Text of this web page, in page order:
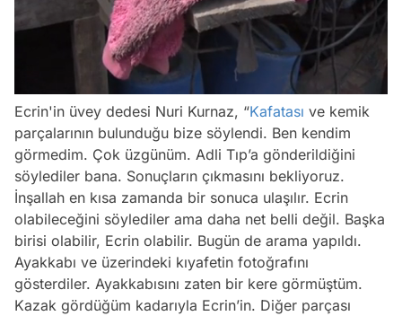
Ecrin'in üvey dedesi Nuri Kurnaz, “Kafatası ve kemik
parçalarının bulunduğu bize söylendi. Ben kendim
görmedim. Çok üzgünüm. Adli Tıp’a gönderildiğini
söylediler bana. Sonuçların çıkmasını bekliyoruz.
İnşallah en kısa zamanda bir sonuca ulaşılır. Ecrin
olabileceğini söylediler ama daha net belli değil. Başka
birisi olabilir, Ecrin olabilir. Bugün de arama yapıldı.
Ayakkabı ve üzerindeki kıyafetin fotoğrafını
gösterdiler. Ayakkabısını zaten bir kere görmüştüm.
Kazak gördüğüm kadarıyla Ecrin’in. Diğer parçası